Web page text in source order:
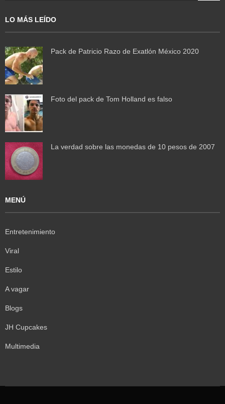
LO MÁS LEÍDO
Pack de Patricio Razo de Exatlón México 2020
Foto del pack de Tom Holland es falso
La verdad sobre las monedas de 10 pesos de 2007
MENÚ
Entretenimiento
Viral
Estilo
A vagar
Blogs
JH Cupcakes
Multimedia